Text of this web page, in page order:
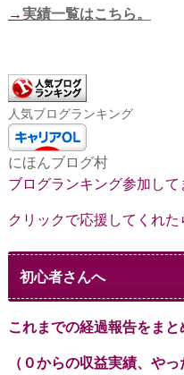
→実績一覧はこちら。
人気ブログランキング
にほんブログ村
ブログランキング参加して
クリックで応援してくれ
初心者さんへ
これまでの経過報告をまと
（０からの収益実績、や